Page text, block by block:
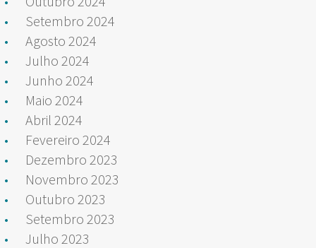
Setembro 2024
Agosto 2024
Julho 2024
Junho 2024
Maio 2024
Abril 2024
Fevereiro 2024
Dezembro 2023
Novembro 2023
Outubro 2023
Setembro 2023
Julho 2023